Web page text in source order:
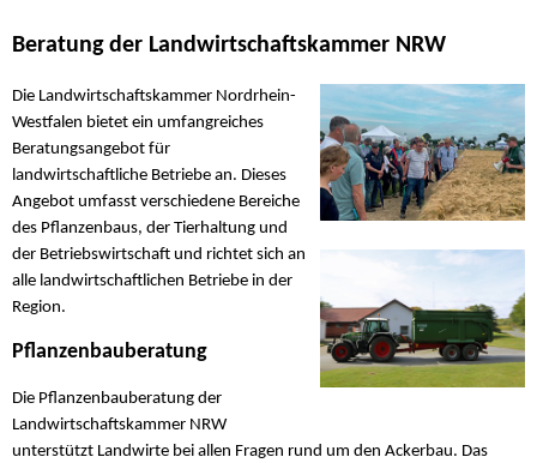
Beratung der Landwirtschaftskammer NRW
Die Landwirtschaftskammer Nordrhein-
Westfalen bietet ein umfangreiches
Beratungsangebot für
landwirtschaftliche Betriebe an. Dieses
Angebot umfasst verschiedene Bereiche
des Pflanzenbaus, der Tierhaltung und
der Betriebswirtschaft und richtet sich an
alle landwirtschaftlichen Betriebe in der
Region.
Pflanzenbauberatung
Die Pflanzenbauberatung der
Landwirtschaftskammer NRW
unterstützt Landwirte bei allen Fragen rund um den Ackerbau. Das